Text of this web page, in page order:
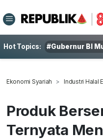
Hot Topics: #Gubernur BI
Ekonomi Syariah
Industri Halal
Produk
Ternyata